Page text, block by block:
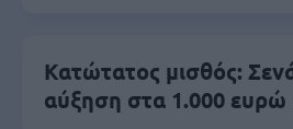
Κατώτατος μισθός:
αύξηση στα 1.000 ευρώ